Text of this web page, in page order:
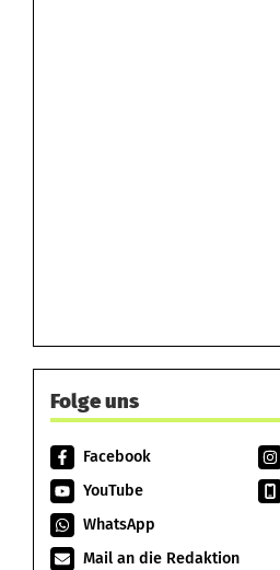
Folge uns
Facebook
YouTube
WhatsApp
Mail an die Redaktion